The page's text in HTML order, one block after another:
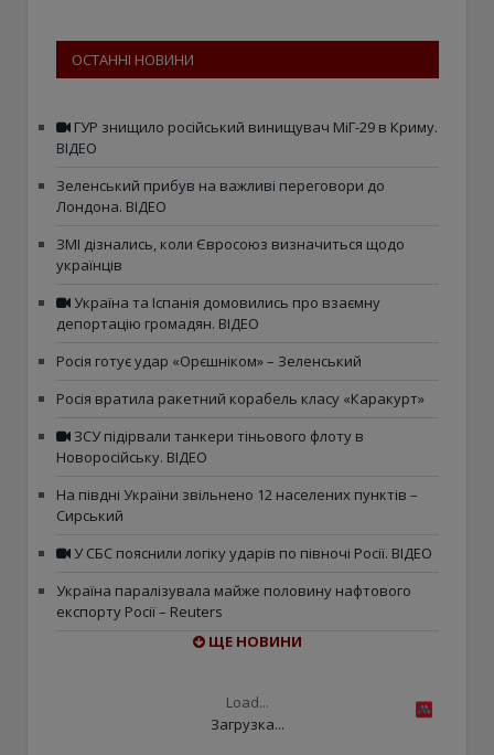
ОСТАННІ НОВИНИ
ГУР знищило російський винищувач МіГ-29 в Криму.
ВІДЕО
Зеленський прибув на важливі переговори до
Лондона. ВІДЕО
ЗМІ дізнались, коли Євросоюз визначиться щодо
українців
Україна та Іспанія домовились про взаємну
депортацію громадян. ВІДЕО
Росія готує удар «Орєшніком» – Зеленський
Росія вратила ракетний корабель класу «Каракурт»
ЗСУ підірвали танкери тіньового флоту в
Новоросійську. ВІДЕО
На півдні України звільнено 12 населених пунктів –
Сирський
У СБС пояснили логіку ударів по півночі Росії. ВІДЕО
Україна паралізувала майже половину нафтового
експорту Росії – Reuters
ЩЕ НОВИНИ
Load...
Загрузка...